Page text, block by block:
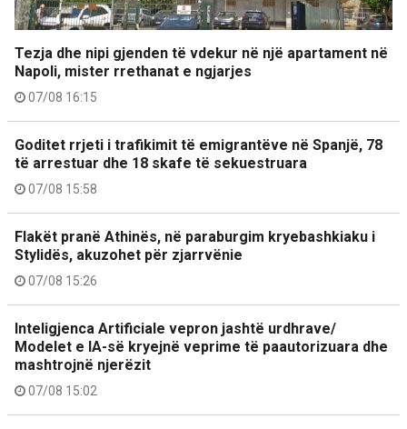
Tezja dhe nipi gjenden të vdekur në një apartament në
Napoli, mister rrethanat e ngjarjes
07/08 16:15
Goditet rrjeti i trafikimit të emigrantëve në Spanjë, 78
të arrestuar dhe 18 skafe të sekuestruara
07/08 15:58
Flakët pranë Athinës, në paraburgim kryebashkiaku i
Stylidës, akuzohet për zjarrvënie
07/08 15:26
Inteligjenca Artificiale vepron jashtë urdhrave/
Modelet e IA-së kryejnë veprime të paautorizuara dhe
mashtrojnë njerëzit
07/08 15:02